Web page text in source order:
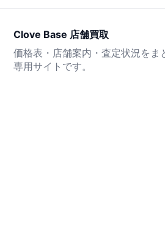
Clove Base 店舗買取
価格表・店舗案内・査定状況をま
専用サイトです。